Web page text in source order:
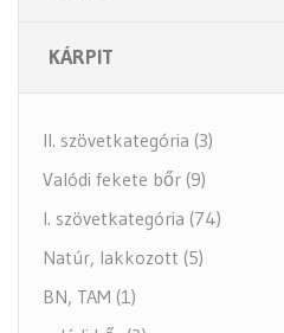
Higiénia (14 alkategória)
KÁRPIT
II. szövetkategória (3)
Valódi fekete bőr (9)
I. szövetkategória (74)
Natúr, lakkozott (5)
BN, TAM (1)